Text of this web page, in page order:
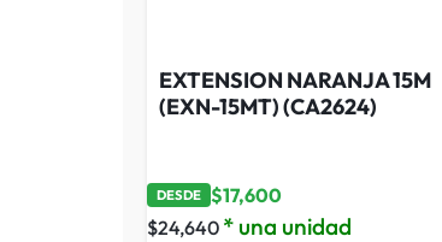
EXTENSION NARANJA 15M
(EXN-15MT) (CA2624)
DESDE $17,600
$24,640 * una unidad